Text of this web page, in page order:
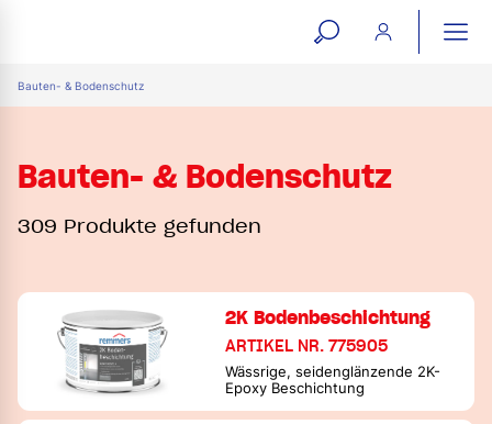
open
Bauten- & Bodenschutz
Bauten- & Bodenschutz
309 Produkte gefunden
2K Bodenbeschichtung
ARTIKEL NR. 775905
Wässrige, seidenglänzende 2K-
Epoxy Beschichtung